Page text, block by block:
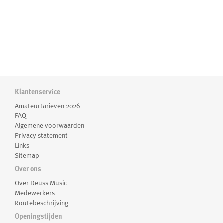
Klantenservice
Amateurtarieven 2026
FAQ
Algemene voorwaarden
Privacy statement
Links
Sitemap
Over ons
Over Deuss Music
Medewerkers
Routebeschrijving
Openingstijden